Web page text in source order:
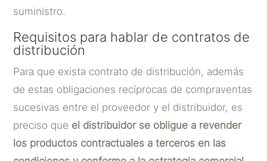
suministro.
Requisitos para hablar de contratos de
distribución
Para que exista contrato de distribución, además
de estas obligaciones recíprocas de compraventas
sucesivas entre el proveedor y el distribuidor, es
preciso que el distribuidor se obligue a revender
los productos contractuales a terceros en las